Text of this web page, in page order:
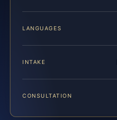
LANGUAGES
INTAKE
CONSULTATION